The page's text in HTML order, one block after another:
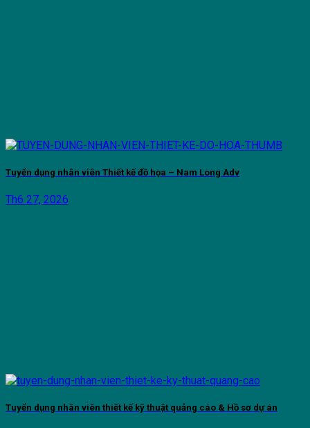
Tuyển dụng nhân viên Thiết kế đồ họa – Nam Long Adv
Th6 27, 2026
Tuyển dụng nhân viên thiết kế kỹ thuật quảng cáo & Hồ sơ dự án